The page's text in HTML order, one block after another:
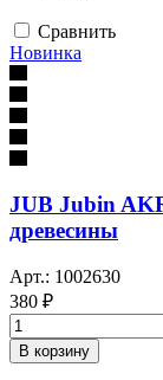
Сравнить
Новинка
JUB Jubin
древесины
Арт.: 1002630
380 ₽
В корзину